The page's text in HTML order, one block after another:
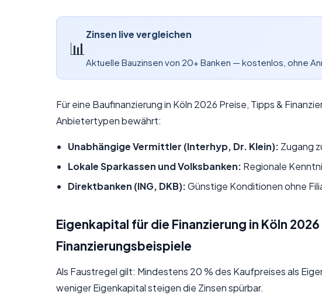
📊
Zinsen live vergleichen
Aktuelle Bauzinsen von 20+ Banken — kostenlos, ohne
Für eine Baufinanzierung in Köln 2026 Preise, Tipps &
Anbietertypen bewährt:
Unabhängige Vermittler (Interhyp, Dr. Klein): Zugang
Lokale Sparkassen und Volksbanken: Regionale
Direktbanken (ING, DKB):Günstige Konditionen ohne
Eigenkapital für die Finanzierung in Köln
Finanzierungsbeispiele
Als Faustregel gilt: Mindestens 20 % des Kaufpreises als
weniger Eigenkapital steigen die Zinsen spürbar.